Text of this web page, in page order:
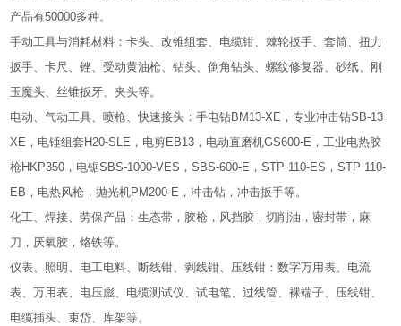
产品有50000多种。
手动工具与消耗材料：卡头、改锥组套、电缆钳、棘轮扳手、套筒、扭力
扳手、卡尺、锉、受动黄油枪、钻头、倒角钻头、螺纹修复器、砂纸、刚
玉魔头、丝锥扳牙、夹头等。
电动、气动工具、喷枪、快速接头：手电钻BM13-XE，专业冲击钻SB-13
XE，电锤组套H20-SLE，电剪EB13，电动直磨机GS600-E，工业电热胶
枪HKP350，电锯SBS-1000-VES，SBS-600-E，STP 110-ES，STP 110-
EB，电热风枪，抛光机PM200-E，冲击钻，冲击扳手等。
化工、焊接、劳保产品：生态带，胶枪，风挡胶，切削油，密封带，麻
刀，厌氧胶，烙铁等。
仪表、照明、电工电料、断线钳、剥线钳、压线钳：数字万用表、电流
表、万用表、电压彪、电缆测试仪、试电笔、过线管、裸端子、压线钳、
电缆插头、束岱、库架等。